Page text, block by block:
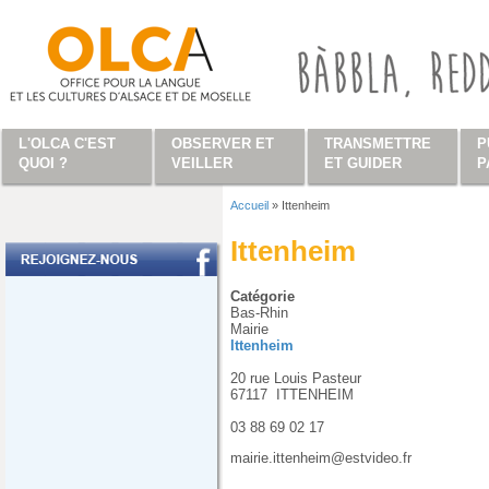
Accueil » Ittenheim
Ittenheim
Catégorie
Bas-Rhin
Mairie
Ittenheim
20 rue Louis Pasteur
67117
ITTENHEIM
03 88 69 02 17
mairie.ittenheim@estvideo.fr
L'OLCA C'EST
QUOI ?
OBSERVER ET
VEILLER
TRANSMETTRE
ET GUIDER